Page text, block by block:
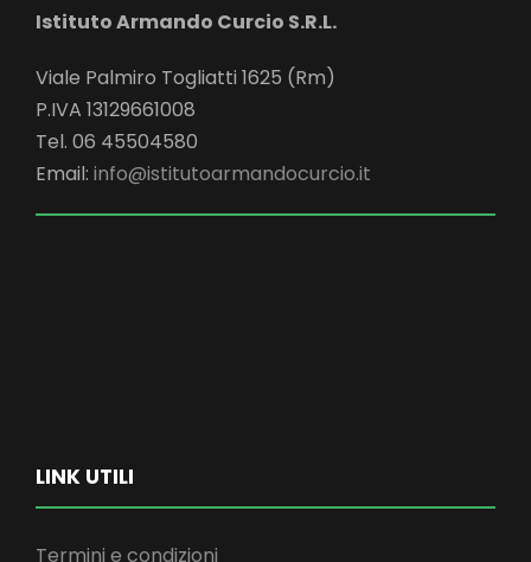
Istituto Armando Curcio S.R.L.
Viale Palmiro Togliatti 1625 (Rm)
P.IVA 13129661008
Tel. 06 45504580
Email: info@istitutoarmandocurcio.it
LINK UTILI
Termini e condizioni